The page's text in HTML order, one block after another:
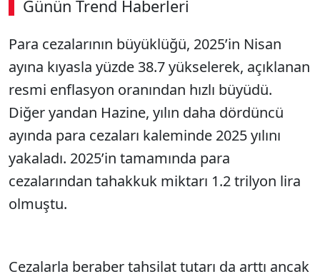
Günün Trend Haberleri
Para cezalarının büyüklüğü, 2025’in Nisan
ayına kıyasla yüzde 38.7 yükselerek, açıklanan
resmi enflasyon oranından hızlı büyüdü.
Diğer yandan Hazine, yılın daha dördüncü
ayında para cezaları kaleminde 2025 yılını
yakaladı. 2025’in tamamında para
cezalarından tahakkuk miktarı 1.2 trilyon lira
olmuştu.
Cezalarla beraber tahsilat tutarı da arttı ancak